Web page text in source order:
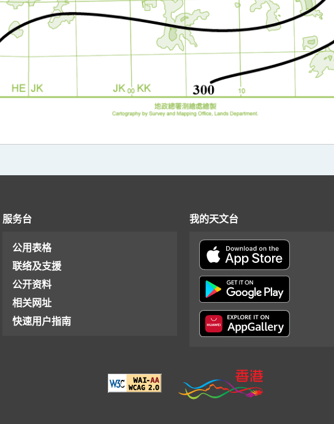
服务台
公用表格
联络及支援
公开资料
相关网址
快速用户指南
我的天文台